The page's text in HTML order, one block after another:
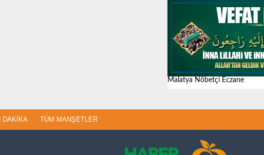
Malatya Nöbetçi Eczane
DAKIKA TÜM MANŞETLER